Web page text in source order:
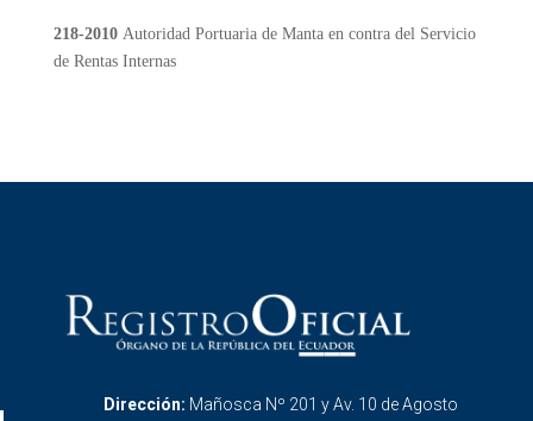
218-2010 Autoridad Portuaria de Manta en contra del Servicio
de Rentas Internas
Dirección: Mañosca Nº 201 y Av. 10 de Agosto